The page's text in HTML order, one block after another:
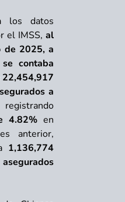
los datos
el IMSS, al
de 2025, a
contaba
a
registrando
4.82% en
anterior,
1,136,774